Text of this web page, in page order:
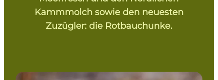
Kammmolch sowie den neuesten
Zuzügler: die Rotbauchunke.